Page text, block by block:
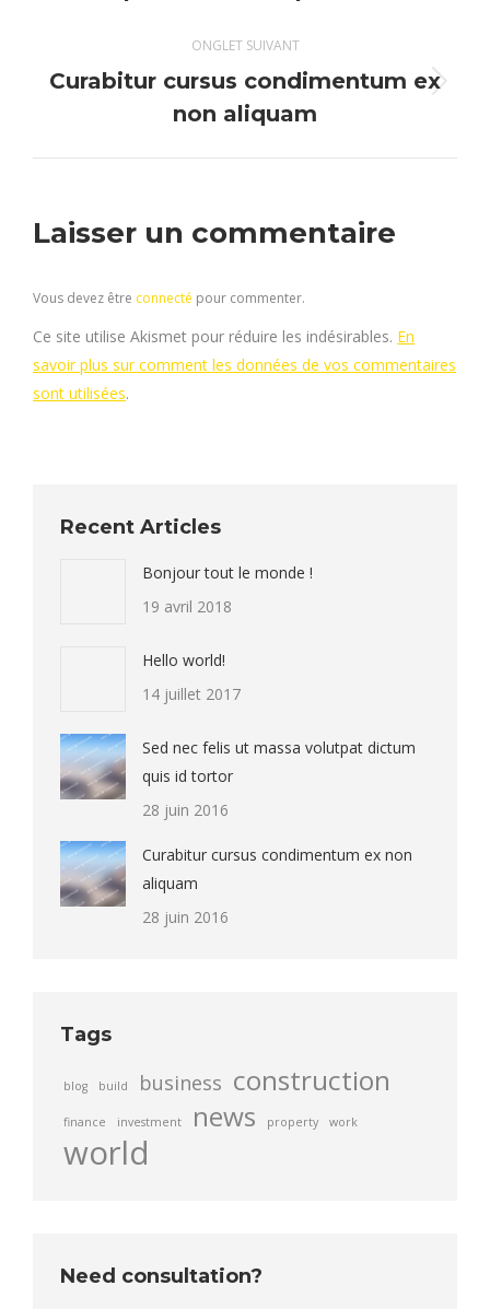
ONGLET SUIVANT
Onglet
suivant
Curabitur cursus condimentum ex
non aliquam
Laisser un commentaire
Vous devez être connecté pour commenter.
Ce site utilise Akismet pour réduire les indésirables. En
savoir plus sur comment les données de vos commentaires
sont utilisées.
Recent Articles
Bonjour tout le monde !
19 avril 2018
Hello world!
14 juillet 2017
Sed nec felis ut massa volutpat dictum
quis id tortor
28 juin 2016
Curabitur cursus condimentum ex non
aliquam
28 juin 2016
Tags
blog build business construction
finance investment news property work
world
Need consultation?